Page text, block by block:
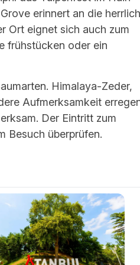
erinnert an die
Ort eignet sich auch zum
frühstücken oder ein
Himalaya-Zeder,
Aufmerksamkeit
Der Eintritt zum
Besuch überprüfen.